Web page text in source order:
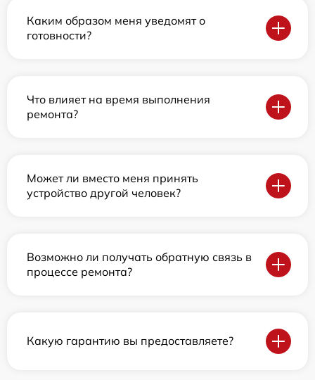
Каким образом меня уведомят о
готовности?
Что влияет на время выполнения
ремонта?
Может ли вместо меня принять
устройство другой человек?
Возможно ли получать обратную связь в
процессе ремонта?
Какую гарантию вы предоставляете?